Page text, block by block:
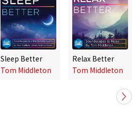
Sleep Better
Tom Middleton
Relax Better
Tom Middleton